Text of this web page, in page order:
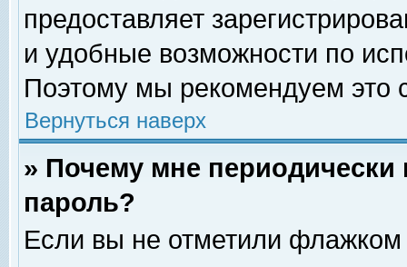
предоставляет
и удобные возможности по
Поэтому мы рекомендуем это
Вернуться наверх
» Почему мне
пароль?
Если вы не отметили флажком